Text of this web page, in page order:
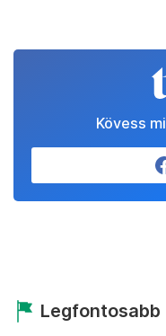
Kövess
Legfontosabb